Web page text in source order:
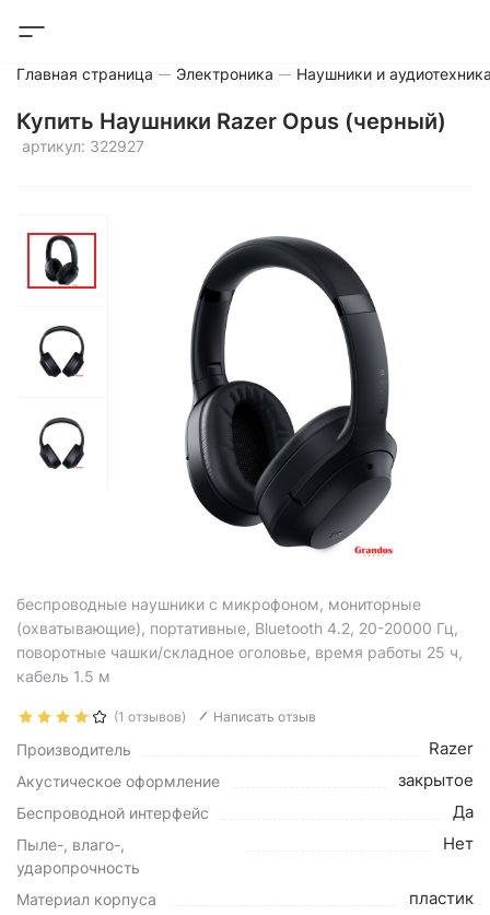
Главная страница Электроника Наушники и
Купить Наушники Razer Opus (черный)
артикул: 322927
беспроводные наушники с микрофоном, мониторные
(охватывающие), портативные, Bluetooth 4.2, 20-20000 Гц,
поворотные чашки/складное оголовье, время работы 25 ч,
кабель 1.5 м
(1 отзывов) Написать отзыв
Производитель Razer
Акустическое оформление закрытое
Беспроводной интерфейс Да
Пыле-, влаго-,
ударопрочность
Нет
Материал корпуса пластик